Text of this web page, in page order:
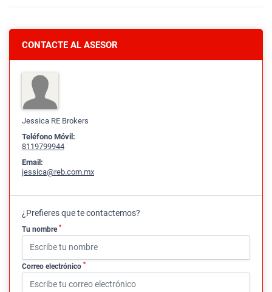
CONTACTE AL ASESOR
Jessica RE Brokers
Teléfono Móvil:
8119799944
Email:
jessica@reb.com.mx
¿Prefieres que te contactemos?
Tu nombre *
Correo electrónico *